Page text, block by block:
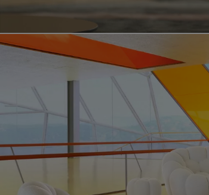
Vídeo del producto bubble curve